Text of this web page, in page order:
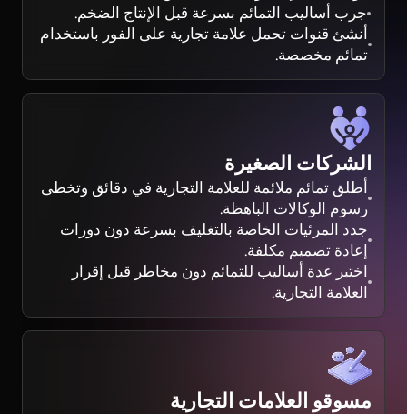
جرب أساليب التمائم بسرعة قبل الإنتاج الضخم.
أنشئ قنوات تحمل علامة تجارية على الفور باستخدام
تمائم مخصصة.
الشركات الصغيرة
أطلق تمائم ملائمة للعلامة التجارية في دقائق وتخطى
رسوم الوكالات الباهظة.
جدد المرئيات الخاصة بالتغليف بسرعة دون دورات
إعادة تصميم مكلفة.
اختبر عدة أساليب للتمائم دون مخاطر قبل إقرار
العلامة التجارية.
مسوقو العلامات التجارية